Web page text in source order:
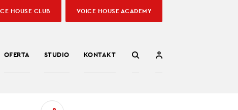
OFERTA STUDIO KONTAKT
HOUSE CLUB VOICE HOUSE ACADEMY